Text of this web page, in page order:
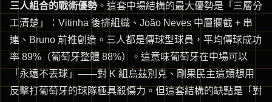
三人組合的戰術優勢。這套中場結構的最大優勢是「三層分
工清楚」：Vitinha 後排組織、João Neves 中層攔截 + 串
連、Bruno 前推創造。三人都是傳球型球員，平均傳球成功
率 89%（葡萄牙整體 88%）。這意味葡萄牙在中場可以
「永遠不丟球」——對 K 組烏茲別克、剛果民主這類想用
反擊打葡萄牙的球隊極具殺傷力。但這套結構的缺點是「對